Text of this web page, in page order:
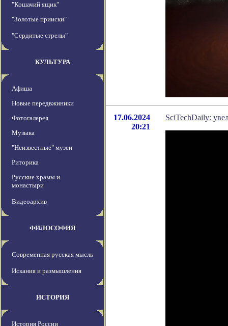
"Кошачий ящик"
"Золотые прииски"
"Сердитые стрелы"
КУЛЬТУРА
Афиша
Новые передвжиники
Фотогалерея
Музыка
"Неизвестные" музеи
Риторика
Русские храмы и
монастыри
Видеоархив
ФИЛОСОФИЯ
Современная русская мысль
Искания и размышления
ИСТОРИЯ
История России
17.06.2024
20:21
SciTechDaily: